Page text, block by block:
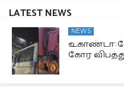
LATEST NEWS
NEWS
உகாண்டா:
கோர விபத்து